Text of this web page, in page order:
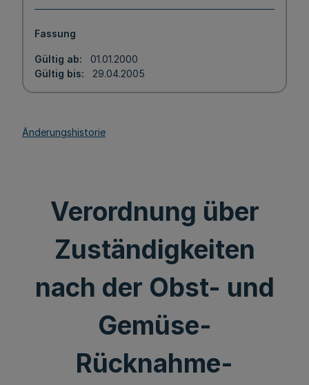
Fassung
Gültig ab
01.01.2000
Gültig bis
29.04.2005
Änderungshistorie
Verordnung über
Zuständigkeiten
nach der Obst- und
Gemüse-
Rücknahme-